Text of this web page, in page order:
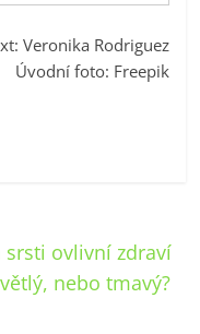
Veronika Rodriguez
Úvodní foto: Freepik
srsti ovlivní zdraví
nebo tmavý?